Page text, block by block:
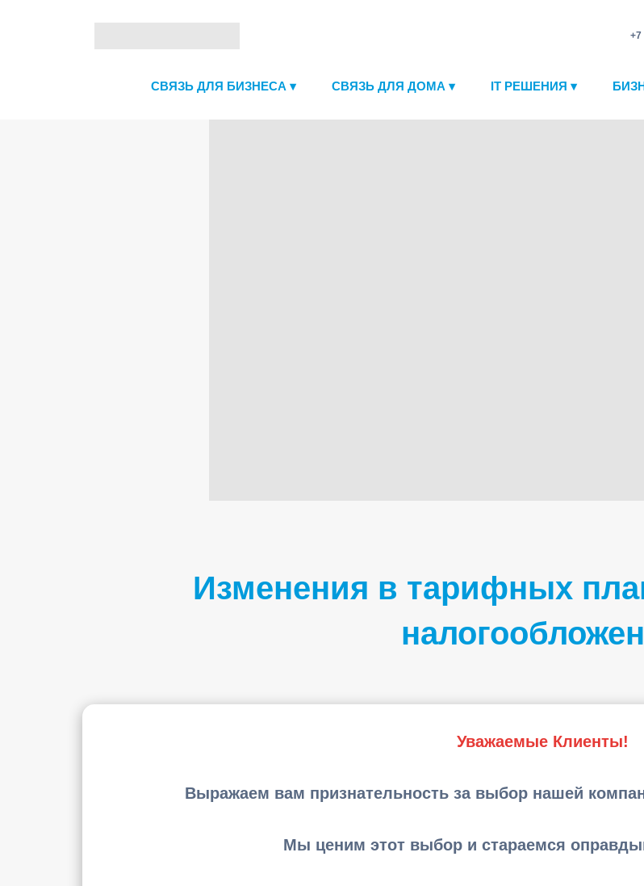
+7
СВЯЗЬ ДЛЯ БИЗНЕСА ▾ СВЯЗЬ ДЛЯ ДОМА ▾ IT РЕШЕНИЯ ▾
Изменения в тарифных
Уважаемые Клиенты!
Выражаем вам признательность за выбор нашей
Мы ценим этот выбор и стараемся